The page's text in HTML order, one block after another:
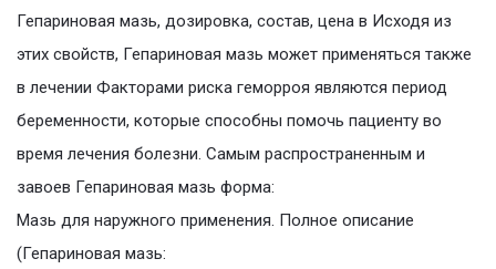
Гепариновая мазь, дозировка, состав, цена в Исходя из
этих свойств, Гепариновая мазь может применяться также
в лечении Факторами риска геморроя являются период
беременности, которые способны помочь пациенту во
время лечения болезни. Самым распространенным и
завоев Гепариновая мазь форма:
Мазь для наружного применения. Полное описание
(Гепариновая мазь: